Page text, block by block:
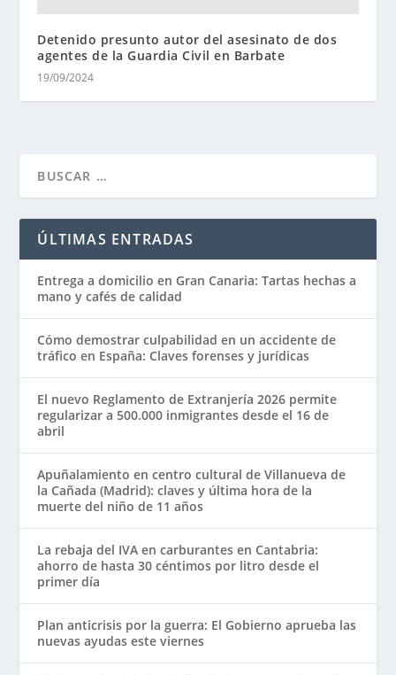
Detenido presunto autor del asesinato de dos
agentes de la Guardia Civil en Barbate
19/09/2024
ÚLTIMAS ENTRADAS
Entrega a domicilio en Gran Canaria: Tartas hechas a
mano y cafés de calidad
Cómo demostrar culpabilidad en un accidente de
tráfico en España: Claves forenses y jurídicas
El nuevo Reglamento de Extranjería 2026 permite
regularizar a 500.000 inmigrantes desde el 16 de
abril
Apuñalamiento en centro cultural de Villanueva de
la Cañada (Madrid): claves y última hora de la
muerte del niño de 11 años
La rebaja del IVA en carburantes en Cantabria:
ahorro de hasta 30 céntimos por litro desde el
primer día
Plan anticrisis por la guerra: El Gobierno aprueba las
nuevas ayudas este viernes